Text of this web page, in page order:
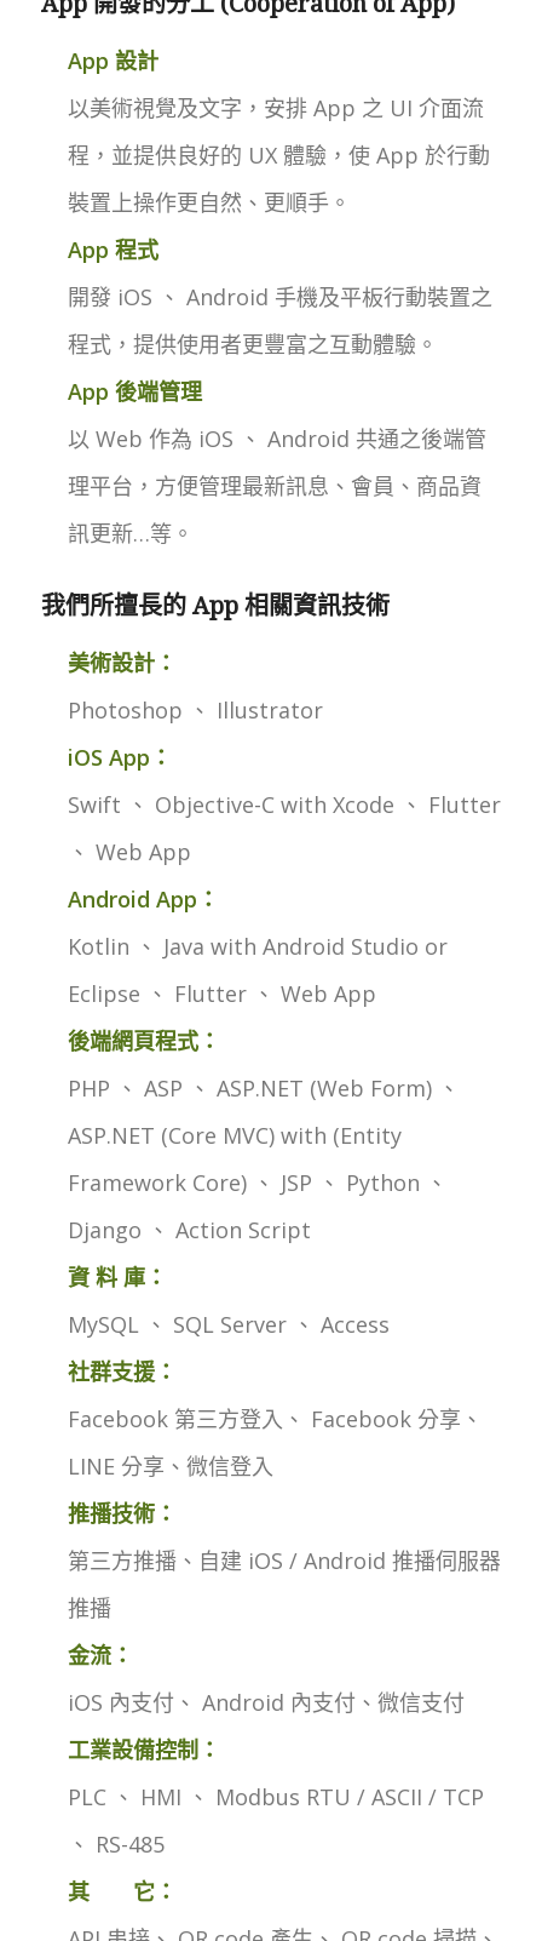
App 設計
以美術視覺及文字，安排 App 之 UI 介面流
程，並提供良好的 UX 體驗，使 App 於行動
裝置上操作更自然、更順手。
App 程式
開發 iOS 、 Android 手機及平板行動裝置之
程式，提供使用者更豐富之互動體驗。
App 後端管理
以 Web 作為 iOS 、 Android 共通之後端管
理平台，方便管理最新訊息、會員、商品資
訊更新…等。
我們所擅長的 App 相關資訊技術
美術設計：
Photoshop 、 Illustrator
iOS App：
Swift 、 Objective-C with Xcode 、 Flutter
、 Web App
Android App：
Kotlin 、 Java with Android Studio or
Eclipse 、 Flutter 、 Web App
後端網頁程式：
PHP 、 ASP 、 ASP.NET (Web Form) 、
ASP.NET (Core MVC) with (Entity
Framework Core) 、 JSP 、 Python 、
Django 、 Action Script
資 料 庫：
MySQL 、 SQL Server 、 Access
社群支援：
Facebook 第三方登入、 Facebook 分享、
LINE 分享、微信登入
推播技術：
第三方推播、自建 iOS / Android 推播伺服器
推播
金流：
iOS 內支付、 Android 內支付、微信支付
工業設備控制：
PLC 、 HMI 、 Modbus RTU / ASCII / TCP
、 RS-485
其 它：